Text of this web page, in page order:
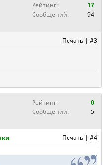
Рейтинг:
17
Сообщений:
94
Печать | #3
Рейтинг:
0
Сообщений:
5
Печать | #4